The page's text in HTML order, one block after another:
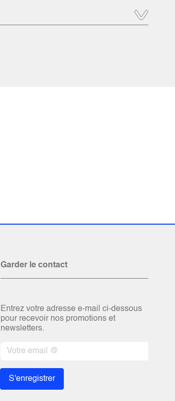
Garder le contact
Entrez votre adresse e-mail ci-dessous
pour recevoir nos promotions et
newsletters.
S'enregistrer